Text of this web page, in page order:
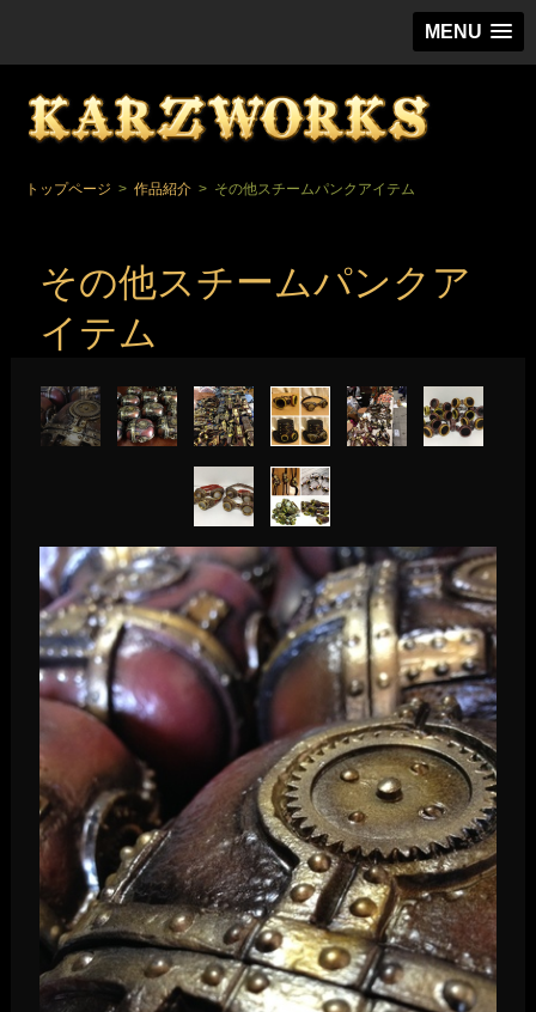
MENU
スチ
トップページ > 作品紹介 > その他スチームパンクアイテム
その他スチームパンクア
イテム